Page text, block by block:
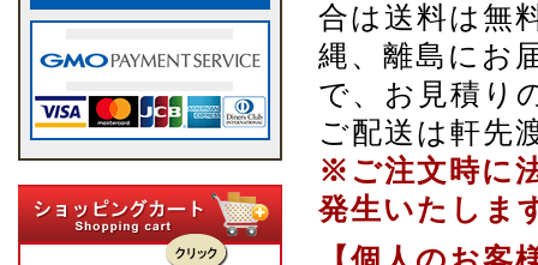
合は送料は無
縄、離島にお
で、お見積り
ご配送は軒先
※ご注文時に
発生いたしま